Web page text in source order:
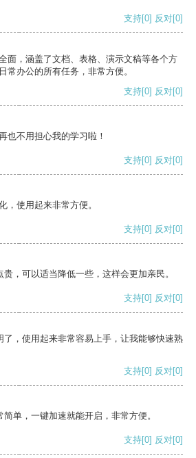
支持[0] 反对[0]
面，涵盖了文档、表格、演示文稿等各个方
常办公的所有任务，非常方便。
支持[0] 反对[0]
也不用担心我的学习啦！
支持[0] 反对[0]
，使用起来非常方便。
支持[0] 反对[0]
，可以适当降低一些，这样会更加亲民。
支持[0] 反对[0]
了，使用起来非常容易上手，让我能够快速熟
支持[0] 反对[0]
单，一键加速就能开启，非常方便。
支持[0] 反对[0]